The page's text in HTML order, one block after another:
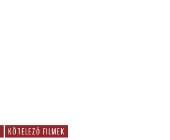
KÖTELEZŐ FILMEK